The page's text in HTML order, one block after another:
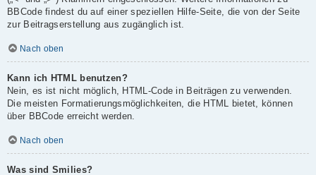
BBCode findest du auf einer speziellen Hilfe-Seite, die von der Seite
zur Beitragserstellung aus zugänglich ist.
Nach oben
Kann ich HTML benutzen?
Nein, es ist nicht möglich, HTML-Code in Beiträgen zu verwenden.
Die meisten Formatierungsmöglichkeiten, die HTML bietet, können
über BBCode erreicht werden.
Nach oben
Was sind Smilies?